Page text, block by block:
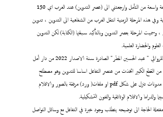
عتبة العنوان بحد ذاتها كونت لدي مساحة واسعة من التأمل وارجعتني الى (عصر التدوين) عند العرب اي 150
وفي هذه المرحلة الزمنية انتقل العرب من الشفاهية الى التدوين ، تدوين
وسميت المرحلة بعصر التدوين وبالتأكيد سبقتها (الكتابة) لكن التدوين
والحضارة العلمية.
اما التدوين في رواية (اغتيال المدونين) للروائي " عبد الحسين المطر" الصادرة سنة الاصدار 2022 من دار أمل
سوريا وتقع في 345 صفحة من القطع الكبير اتخذت من عنصر التفاعل اساسا للتدوين وهو مصطلح
معاصر مأخوذ من الشبكة العنكبوتية ، مدونات تنزل على شكل pdf او ملفات( ورد) مرفقة بالصور والافلام
والدراما والافلام الوثائقية والفنون التشكيلية.
الحاجة الى توضيحه يتطلب وجود خبرة في التفاعل مع وسائل التواصل